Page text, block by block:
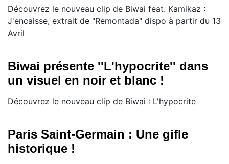
Découvrez le nouveau clip de Biwai feat. Kamikaz :
J'encaisse, extrait de "Remontada" dispo à partir du 13
Avril
Biwai présente ''L'hypocrite'' dans
un visuel en noir et blanc !
Découvrez le nouveau clip de Biwai : L'hypocrite
Paris Saint-Germain : Une gifle
historique !